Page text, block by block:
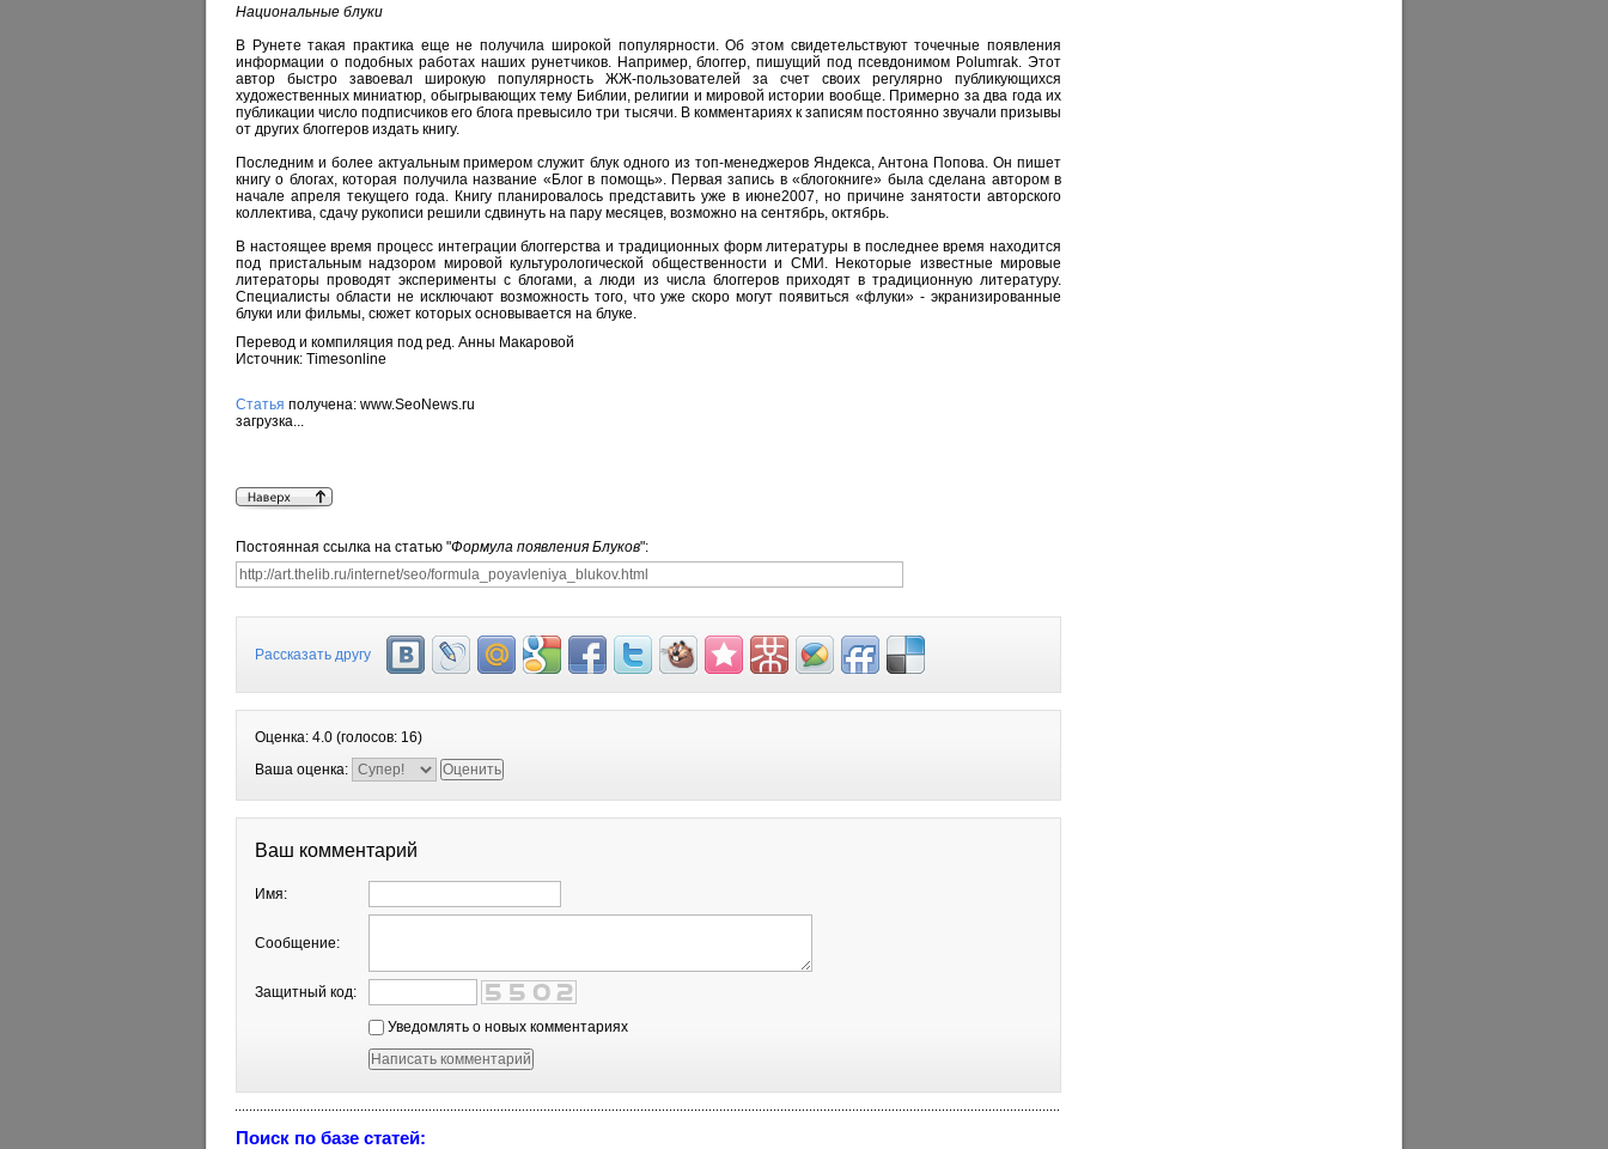
Национальные блуки
В Рунете такая практика еще не получила широкой популярности. Об этом свидетельствуют точечные появления
информации о подобных работах наших рунетчиков. Например, блоггер, пишущий под псевдонимом Polumrak. Этот
автор быстро завоевал широкую популярность ЖЖ-пользователей за счет своих регулярно публикующихся
художественных миниатюр, обыгрывающих тему Библии, религии и мировой истории вообще. Примерно за два года их
публикации число подписчиков его блога превысило три тысячи. В комментариях к записям постоянно звучали призывы
от других блоггеров издать книгу.
Последним и более актуальным примером служит блук одного из топ-менеджеров Яндекса, Антона Попова. Он пишет
книгу о блогах, которая получила название «Блог в помощь». Первая запись в «блогокниге» была сделана автором в
начале апреля текущего года. Книгу планировалось представить уже в июне2007, но причине занятости авторского
коллектива, сдачу рукописи решили сдвинуть на пару месяцев, возможно на сентябрь, октябрь.
В настоящее время процесс интеграции блоггерства и традиционных форм литературы в последнее время находится
под пристальным надзором мировой культурологической общественности и СМИ. Некоторые известные мировые
литераторы проводят эксперименты с блогами, а люди из числа блоггеров приходят в традиционную литературу.
Специалисты области не исключают возможность того, что уже скоро могут появиться «флуки» - экранизированные
блуки или фильмы, сюжет которых основывается на блуке.
Перевод и компиляция под ред. Анны Макаровой
Источник: Timesonline
Статья получена: www.SeoNews.ru
загрузка...
Постоянная ссылка на статью "Формула появления Блуков":
Рассказать другу
Оценка: 4.0 (голосов: 16)
Ваша оценка:
Ваш комментарий
Имя:
Сообщение:
Защитный код:
Уведомлять о новых комментариях
Поиск по базе статей: